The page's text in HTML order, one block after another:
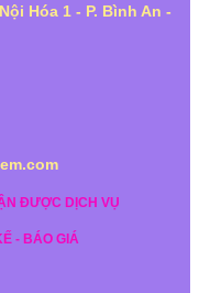
Hóa 1 - P. Bình An -
ĐƯỢC DỊCH VỤ
- BÁO GIÁ